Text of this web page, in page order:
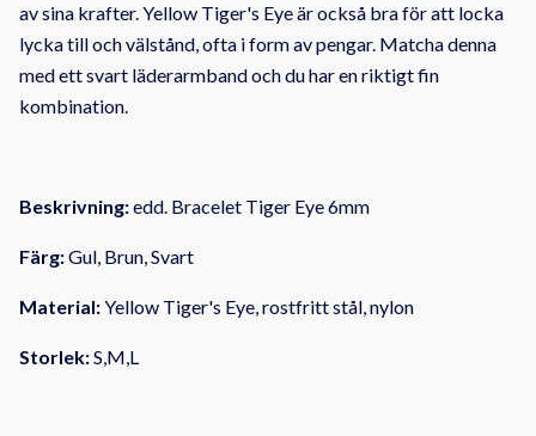
av sina krafter. Yellow Tiger's Eye är också bra för att locka
lycka till och välstånd, ofta i form av pengar. Matcha denna
med ett svart läderarmband och du har en riktigt fin
kombination.
Beskrivning:edd. Bracelet Tiger Eye 6mm
Färg:Gul, Brun, Svart
Material:Yellow Tiger's Eye, rostfritt stål, nylon
Storlek:S,M,L